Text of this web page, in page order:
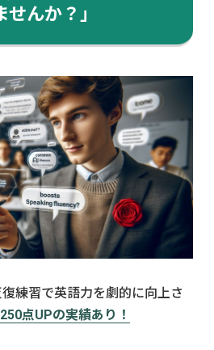
んか？」
練習で英語力を劇的に向上さ
点UPの実績あり！